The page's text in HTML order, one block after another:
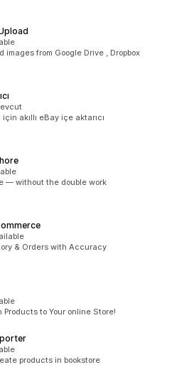
images from Google Drive , Dropbox
akıllı eBay içe aktarıcı
— without the double work
& Orders with Accuracy
Products to Your online Store!
products in bookstore